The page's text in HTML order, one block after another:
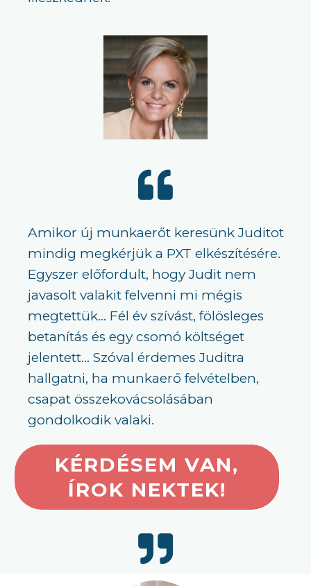
Amikor új munkaerőt keresünk Juditot
mindig megkérjük a PXT elkészítésére.
Egyszer előfordult, hogy Judit nem
javasolt valakit felvenni mi mégis
megtettük… Fél év szívást, fölösleges
betanítás és egy csomó költséget
jelentett… Szóval érdemes Juditra
hallgatni, ha munkaerő felvételben,
csapat összekovácsolásában
gondolkodik valaki.
KÉRDÉSEM VAN,
ÍROK NEKTEK!